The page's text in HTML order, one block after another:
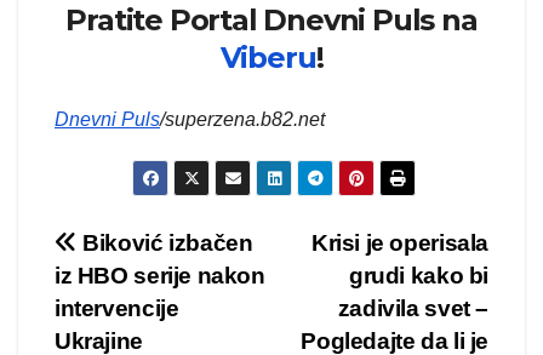
Pratite Portal Dnevni Puls na
Viberu!
Dnevni Puls/superzena.b82.net
Kretanje
članka
Krisi je operisala
grudi kako bi
zadivila svet –
Pogledajte da li je
Biković izbačen
iz HBO serije nakon
intervencije
Ukrajine